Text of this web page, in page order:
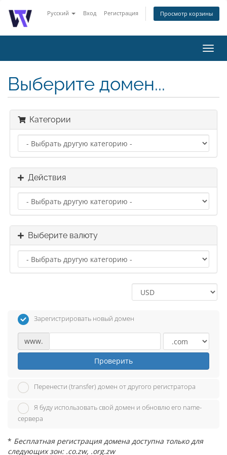
Русский Вход Регистрация Просмотр корзины
Выберите домен...
Категории
Действия
Выберите валюту
Зарегистрировать новый домен
www.
Проверить
Перенести (transfer) домен от другого регистратора
Я буду использовать свой домен и обновлю его name-
сервера
* Бесплатная регистрация домена доступна только для
следующих зон: .co.zw, .org.zw